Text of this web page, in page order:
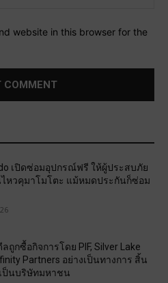
website in this browser for the
เปิดซ่อมอุปกรณ์ฟรี ให้ผู้ประสบภัย
หวคุมาโมโตะ แม้หมดประกันก็ซ่อม
ลถูกซื้อกิจการโดย PIF, Silver Lake
Partners อย่างเป็นทางการ สิ้น
ป็นบริษัทมหาชน